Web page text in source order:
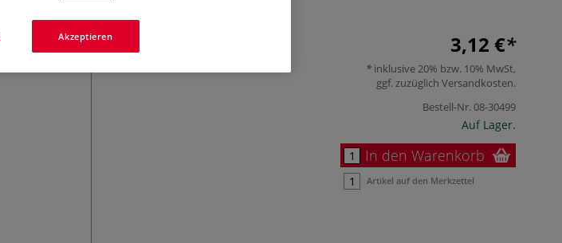
3,12 €
inklusive 20% bzw. 10% MwSt,
ggf. zuzüglich Versandkosten.
Bestell-Nr.08-30499
Auf Lager.
In den Warenkorb
Artikel auf den Merkzettel
Akzeptieren